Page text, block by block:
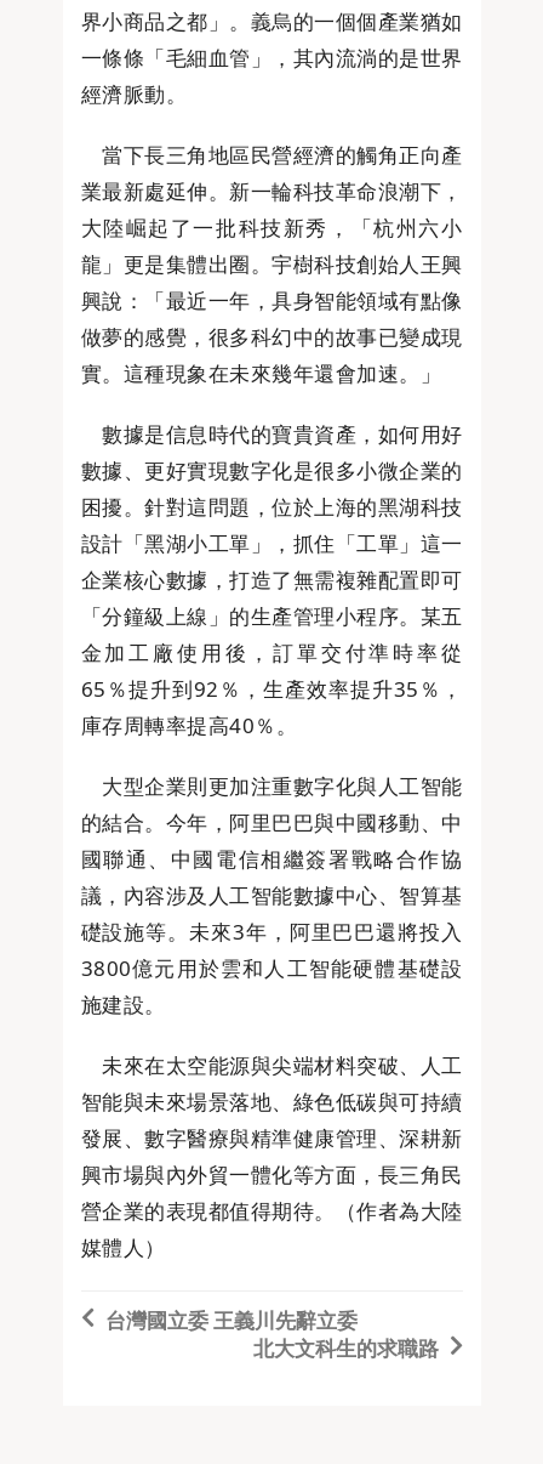
界小商品之都」。義烏的一個個產業猶如
一條條「毛細血管」，其內流淌的是世界
經濟脈動。
當下長三角地區民營經濟的觸角正向產
業最新處延伸。新一輪科技革命浪潮下，
大陸崛起了一批科技新秀，「杭州六小
龍」更是集體出圈。宇樹科技創始人王興
興說：「最近一年，具身智能領域有點像
做夢的感覺，很多科幻中的故事已變成現
實。這種現象在未來幾年還會加速。」
數據是信息時代的寶貴資產，如何用好
數據、更好實現數字化是很多小微企業的
困擾。針對這問題，位於上海的黑湖科技
設計「黑湖小工單」，抓住「工單」這一
企業核心數據，打造了無需複雜配置即可
「分鐘級上線」的生產管理小程序。某五
金加工廠使用後，訂單交付準時率從
65％提升到92％，生產效率提升35％，
庫存周轉率提高40％。
大型企業則更加注重數字化與人工智能
的結合。今年，阿里巴巴與中國移動、中
國聯通、中國電信相繼簽署戰略合作協
議，內容涉及人工智能數據中心、智算基
礎設施等。未來3年，阿里巴巴還將投入
3800億元用於雲和人工智能硬體基礎設
施建設。
未來在太空能源與尖端材料突破、人工
智能與未來場景落地、綠色低碳與可持續
發展、數字醫療與精準健康管理、深耕新
興市場與內外貿一體化等方面，長三角民
營企業的表現都值得期待。（作者為大陸
媒體人）
台灣國立委 王義川先辭立委
北大文科生的求職路